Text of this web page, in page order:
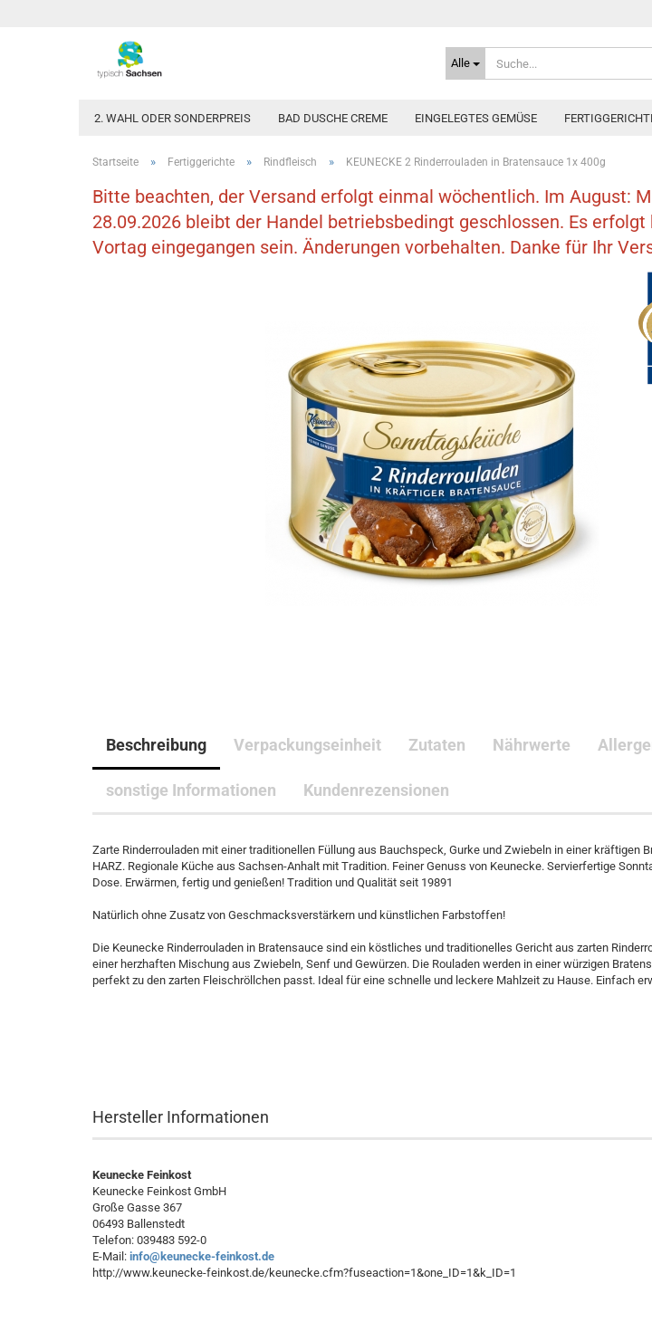
Alle
2. WAHL ODER SONDERPREIS BAD DUSCHE CREME EINGELEGTES GEMÜSE
Startseite » Fertiggerichte » Rindfleisch » KEUNECKE 2 Rinderrouladen in Bratensauce 1x 400g
Bitte beachten, der Versand erfolgt einmal wöchentlich. Im August:
28.09.2026 bleibt der Handel betriebsbedingt geschlossen. Es
Vortag eingegangen sein. Änderungen vorbehalten. Danke für Ihr
Beschreibung Verpackungseinheit Zutaten Nährwerte
sonstige Informationen Kundenrezensionen
Zarte Rinderrouladen mit einer traditionellen Füllung aus Bauchspeck, Gurke und Zwiebeln in einer kräftigen
HARZ. Regionale Küche aus Sachsen-Anhalt mit Tradition. Feiner Genuss von Keunecke. Servierfertige
Dose. Erwärmen, fertig und genießen! Tradition und Qualität seit 19891
Natürlich ohne Zusatz von Geschmacksverstärkern und künstlichen Farbstoffen!
Die Keunecke Rinderrouladen in Bratensauce sind ein köstliches und traditionelles Gericht aus zarten
einer herzhaften Mischung aus Zwiebeln, Senf und Gewürzen. Die Rouladen werden in einer würzigen
perfekt zu den zarten Fleischröllchen passt. Ideal für eine schnelle und leckere Mahlzeit zu Hause. Einfach
Hersteller Informationen
Keunecke Feinkost
Keunecke Feinkost GmbH
Große Gasse 367
06493 Ballenstedt
Telefon: 039483 592-0
E-Mail: info@keunecke-feinkost.de
http://www.keunecke-feinkost.de/keunecke.cfm?fuseaction=1&one_ID=1&k_ID=1